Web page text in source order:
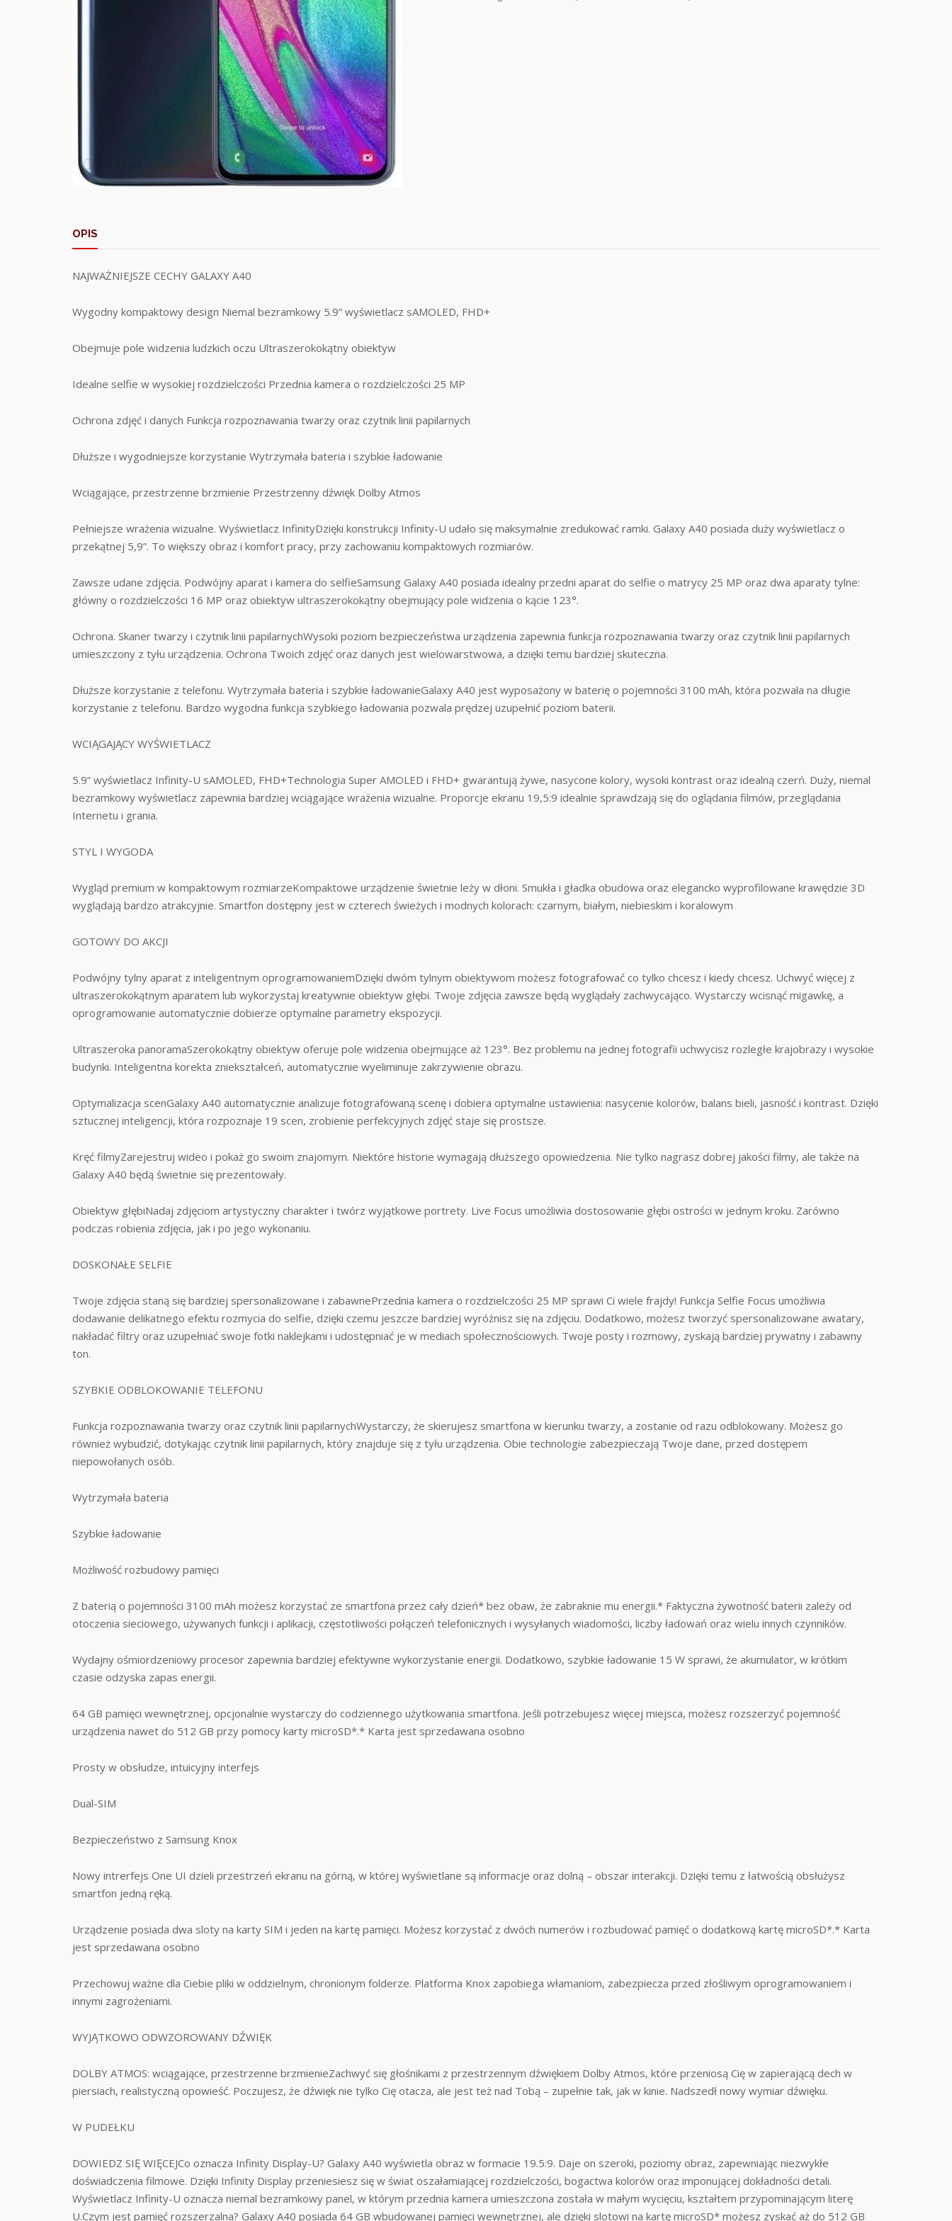
OPIS
NAJWAŻNIEJSZE CECHY GALAXY A40
Wygodny kompaktowy design Niemal bezramkowy 5.9” wyświetlacz sAMOLED, FHD+
Obejmuje pole widzenia ludzkich oczu Ultraszerokokątny obiektyw
Idealne selfie w wysokiej rozdzielczości Przednia kamera o rozdzielczości 25 MP
Ochrona zdjęć i danych Funkcja rozpoznawania twarzy oraz czytnik linii papilarnych
Dłuższe i wygodniejsze korzystanie Wytrzymała bateria i szybkie ładowanie
Wciągające, przestrzenne brzmienie Przestrzenny dźwięk Dolby Atmos
Pełniejsze wrażenia wizualne. Wyświetlacz InfinityDzięki konstrukcji Infinity-U udało się maksymalnie zredukować ramki. Galaxy A40 posiada duży wyświetlacz o
przekątnej 5,9”. To większy obraz i komfort pracy, przy zachowaniu kompaktowych rozmiarów.
Zawsze udane zdjęcia. Podwójny aparat i kamera do selfieSamsung Galaxy A40 posiada idealny przedni aparat do selfie o matrycy 25 MP oraz dwa aparaty tylne:
główny o rozdzielczości 16 MP oraz obiektyw ultraszerokokątny obejmujący pole widzenia o kącie 123°.
Ochrona. Skaner twarzy i czytnik linii papilarnychWysoki poziom bezpieczeństwa urządzenia zapewnia funkcja rozpoznawania twarzy oraz czytnik linii papilarnych
umieszczony z tyłu urządzenia. Ochrona Twoich zdjęć oraz danych jest wielowarstwowa, a dzięki temu bardziej skuteczna.
Dłuższe korzystanie z telefonu. Wytrzymała bateria i szybkie ładowanieGalaxy A40 jest wyposażony w baterię o pojemności 3100 mAh, która pozwala na długie
korzystanie z telefonu. Bardzo wygodna funkcja szybkiego ładowania pozwala prędzej uzupełnić poziom baterii.
WCIĄGAJĄCY WYŚWIETLACZ
5.9” wyświetlacz Infinity-U sAMOLED, FHD+Technologia Super AMOLED i FHD+ gwarantują żywe, nasycone kolory, wysoki kontrast oraz idealną czerń. Duży, niemal
bezramkowy wyświetlacz zapewnia bardziej wciągające wrażenia wizualne. Proporcje ekranu 19,5:9 idealnie sprawdzają się do oglądania filmów, przeglądania
Internetu i grania.
STYL I WYGODA
Wygląd premium w kompaktowym rozmiarzeKompaktowe urządzenie świetnie leży w dłoni. Smukła i gładka obudowa oraz elegancko wyprofilowane krawędzie 3D
wyglądają bardzo atrakcyjnie. Smartfon dostępny jest w czterech świeżych i modnych kolorach: czarnym, białym, niebieskim i koralowym
GOTOWY DO AKCJI
Podwójny tylny aparat z inteligentnym oprogramowaniemDzięki dwóm tylnym obiektywom możesz fotografować co tylko chcesz i kiedy chcesz. Uchwyć więcej z
ultraszerokokątnym aparatem lub wykorzystaj kreatywnie obiektyw głębi. Twoje zdjęcia zawsze będą wyglądały zachwycająco. Wystarczy wcisnąć migawkę, a
oprogramowanie automatycznie dobierze optymalne parametry ekspozycji.
Ultraszeroka panoramaSzerokokątny obiektyw oferuje pole widzenia obejmujące aż 123°. Bez problemu na jednej fotografii uchwycisz rozległe krajobrazy i wysokie
budynki. Inteligentna korekta zniekształceń, automatycznie wyeliminuje zakrzywienie obrazu.
Optymalizacja scenGalaxy A40 automatycznie analizuje fotografowaną scenę i dobiera optymalne ustawienia: nasycenie kolorów, balans bieli, jasność i kontrast. Dzięki
sztucznej inteligencji, która rozpoznaje 19 scen, zrobienie perfekcyjnych zdjęć staje się prostsze.
Kręć filmyZarejestruj wideo i pokaż go swoim znajomym. Niektóre historie wymagają dłuższego opowiedzenia. Nie tylko nagrasz dobrej jakości filmy, ale także na
Galaxy A40 będą świetnie się prezentowały.
Obiektyw głębiNadaj zdjęciom artystyczny charakter i twórz wyjątkowe portrety. Live Focus umożliwia dostosowanie głębi ostrości w jednym kroku. Zarówno
podczas robienia zdjęcia, jak i po jego wykonaniu.
DOSKONAŁE SELFIE
Twoje zdjęcia staną się bardziej spersonalizowane i zabawnePrzednia kamera o rozdzielczości 25 MP sprawi Ci wiele frajdy! Funkcja Selfie Focus umożliwia
dodawanie delikatnego efektu rozmycia do selfie, dzięki czemu jeszcze bardziej wyróżnisz się na zdjęciu. Dodatkowo, możesz tworzyć spersonalizowane awatary,
nakładać filtry oraz uzupełniać swoje fotki naklejkami i udostępniać je w mediach społecznościowych. Twoje posty i rozmowy, zyskają bardziej prywatny i zabawny
ton.
SZYBKIE ODBLOKOWANIE TELEFONU
Funkcja rozpoznawania twarzy oraz czytnik linii papilarnychWystarczy, że skierujesz smartfona w kierunku twarzy, a zostanie od razu odblokowany. Możesz go
również wybudzić, dotykając czytnik linii papilarnych, który znajduje się z tyłu urządzenia. Obie technologie zabezpieczają Twoje dane, przed dostępem
niepowołanych osób.
Wytrzymała bateria
Szybkie ładowanie
Możliwość rozbudowy pamięci
Z baterią o pojemności 3100 mAh możesz korzystać ze smartfona przez cały dzień* bez obaw, że zabraknie mu energii.* Faktyczna żywotność baterii zależy od
otoczenia sieciowego, używanych funkcji i aplikacji, częstotliwości połączeń telefonicznych i wysyłanych wiadomości, liczby ładowań oraz wielu innych czynników.
Wydajny ośmiordzeniowy procesor zapewnia bardziej efektywne wykorzystanie energii. Dodatkowo, szybkie ładowanie 15 W sprawi, że akumulator, w krótkim
czasie odzyska zapas energii.
64 GB pamięci wewnętrznej, opcjonalnie wystarczy do codziennego użytkowania smartfona. Jeśli potrzebujesz więcej miejsca, możesz rozszerzyć pojemność
urządzenia nawet do 512 GB przy pomocy karty microSD*.* Karta jest sprzedawana osobno
Prosty w obsłudze, intuicyjny interfejs
Dual-SIM
Bezpieczeństwo z Samsung Knox
Nowy intrerfejs One UI dzieli przestrzeń ekranu na górną, w której wyświetlane są informacje oraz dolną – obszar interakcji. Dzięki temu z łatwością obsłużysz
smartfon jedną ręką.
Urządzenie posiada dwa sloty na karty SIM i jeden na kartę pamięci. Możesz korzystać z dwóch numerów i rozbudować pamięć o dodatkową kartę microSD*.* Karta
jest sprzedawana osobno
Przechowuj ważne dla Ciebie pliki w oddzielnym, chronionym folderze. Platforma Knox zapobiega włamaniom, zabezpiecza przed złośliwym oprogramowaniem i
innymi zagrożeniami.
WYJĄTKOWO ODWZOROWANY DŹWIĘK
DOLBY ATMOS: wciągające, przestrzenne brzmienieZachwyć się głośnikami z przestrzennym dźwiękiem Dolby Atmos, które przeniosą Cię w zapierającą dech w
piersiach, realistyczną opowieść. Poczujesz, że dźwięk nie tylko Cię otacza, ale jest też nad Tobą – zupełnie tak, jak w kinie. Nadszedł nowy wymiar dźwięku.
W PUDEŁKU
DOWIEDZ SIĘ WIĘCEJCo oznacza Infinity Display-U? Galaxy A40 wyświetla obraz w formacie 19.5:9. Daje on szeroki, poziomy obraz, zapewniając niezwykłe
doświadczenia filmowe. Dzięki Infinity Display przeniesiesz się w świat oszałamiającej rozdzielczości, bogactwa kolorów oraz imponującej dokładności detali.
Wyświetlacz Infinity-U oznacza niemal bezramkowy panel, w którym przednia kamera umieszczona została w małym wycięciu, kształtem przypominającym literę
U.Czym jest pamięć rozszerzalna? Galaxy A40 posiada 64 GB wbudowanej pamięci wewnętrznej, ale dzięki slotowi na kartę microSD* możesz zyskać aż do 512 GB